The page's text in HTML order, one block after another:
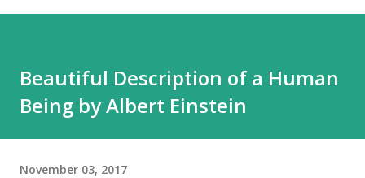
Beautiful Description of a Human
Being by Albert Einstein
November 03, 2017